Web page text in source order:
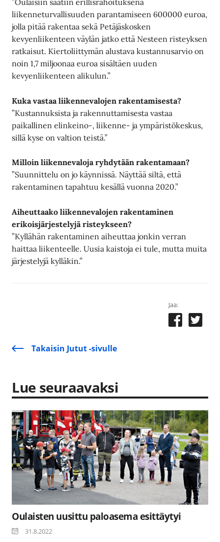
”Oulaisiin saatiin erillisrahoituksena
liikenneturvallisuuden parantamiseen 600000 euroa,
jolla pitää rakentaa sekä Petäjäskosken
kevyenliikenteen väylän jatko että Nesteen risteyksen
ratkaisut. Kiertoliittymän alustava kustannusarvio on
noin 1,7 miljoonaa euroa sisältäen uuden
kevyenliikenteen alikulun.”
Kuka vastaa liikennevalojen rakentamisesta?
”Kustannuksista ja rakennuttamisesta vastaa
paikallinen elinkeino-, liikenne- ja ympäristökeskus,
sillä kyse on valtion teistä.”
Milloin liikennevaloja ryhdytään rakentamaan?
”Suunnittelu on jo käynnissä. Näyttää siltä, että
rakentaminen tapahtuu kesällä vuonna 2020.”
Aiheuttaako liikennevalojen rakentaminen
erikoisjärjestelyjä risteykseen?
”Kyllähän rakentaminen aiheuttaa jonkin verran
haittaa liikenteelle. Uusia kaistoja ei tule, mutta muita
järjestelyjä kylläkin.”
Jaa:
Takaisin Jutut -sivulle
Lue seuraavaksi
Oulaisten uusittu paloasema esittäytyi
31.8.2022